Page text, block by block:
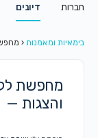
חברות דיונים
בימאיות ומאמנות ‹
מחפשת
והצגות —